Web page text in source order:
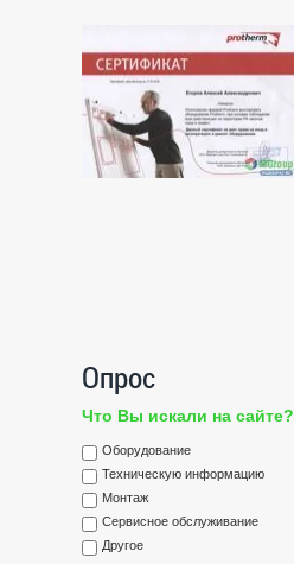
Опрос
Что Вы искали на сайте?
Оборудование
Техническую информацию
Монтаж
Сервисное обслуживание
Другое